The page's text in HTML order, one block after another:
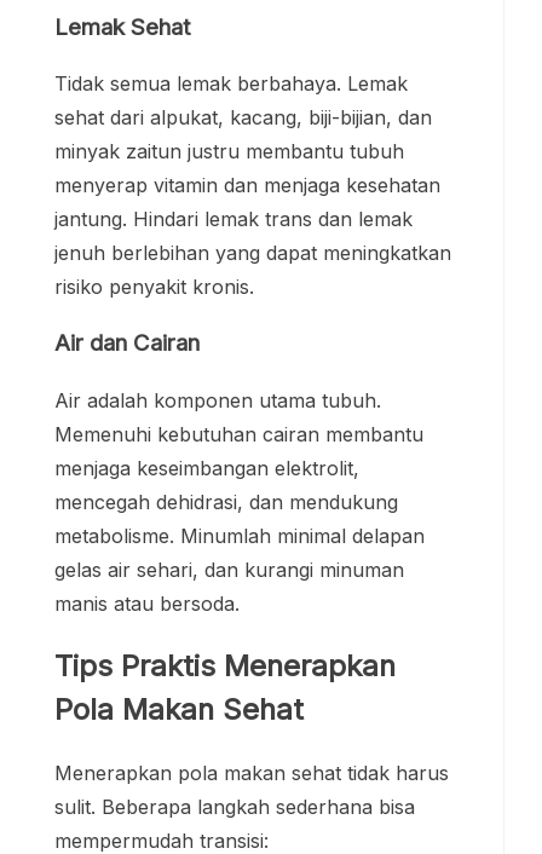
Lemak Sehat
Tidak semua lemak berbahaya. Lemak
sehat dari alpukat, kacang, biji-bijian, dan
minyak zaitun justru membantu tubuh
menyerap vitamin dan menjaga kesehatan
jantung. Hindari lemak trans dan lemak
jenuh berlebihan yang dapat meningkatkan
risiko penyakit kronis.
Air dan Cairan
Air adalah komponen utama tubuh.
Memenuhi kebutuhan cairan membantu
menjaga keseimbangan elektrolit,
mencegah dehidrasi, dan mendukung
metabolisme. Minumlah minimal delapan
gelas air sehari, dan kurangi minuman
manis atau bersoda.
Tips Praktis Menerapkan
Pola Makan Sehat
Menerapkan pola makan sehat tidak harus
sulit. Beberapa langkah sederhana bisa
mempermudah transisi: